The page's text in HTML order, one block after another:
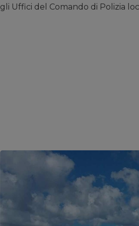
gli Uffici del Comando di Polizia